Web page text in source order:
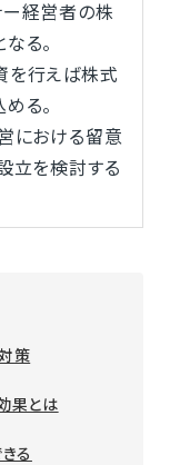
経営者の株
る。
行えば株式
る。
における留意
立を検討する
策
果とは
る